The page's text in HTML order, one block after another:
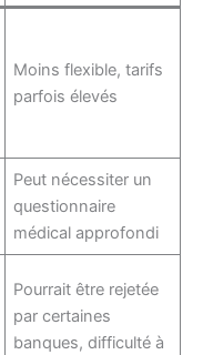
Moins flexible, tarifs
parfois élevés
Peut nécessiter un
questionnaire
médical approfondi
Pourrait être rejetée
par certaines
banques, difficulté à